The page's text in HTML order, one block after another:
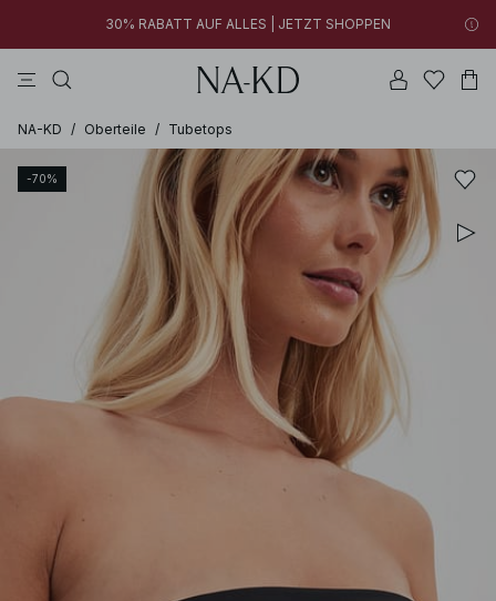
FINAL SALE | JETZT SHOPPEN
30% RABATT AUF ALLES | JETZT SHOPPEN
FINAL SALE | JETZT SHOPPEN
30% RABATT AUF ALLES | JETZT SHOPPEN
NA-KD / Oberteile / Tubetops
-70%